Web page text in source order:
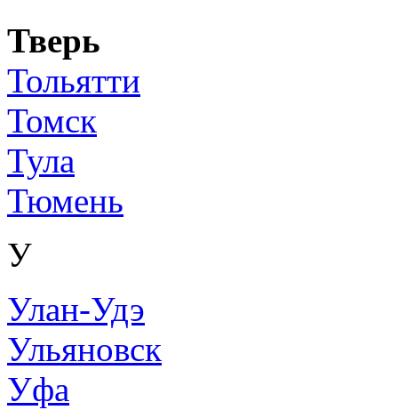
Тверь
Тольятти
Томск
Тула
Тюмень
У
Улан-Удэ
Ульяновск
Уфа